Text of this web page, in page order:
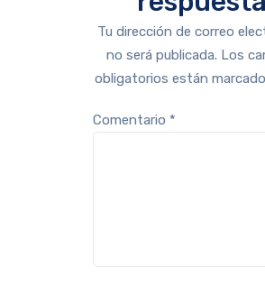
Tu dirección de correo
no será publicada. Los
obligatorios están
Comentario *